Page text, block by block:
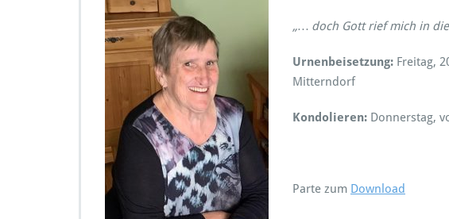
„… doch Gott rief mich in
Urnenbeisetzung: Freitag,
Mitterndorf
Kondolieren: Donnerstag,
Parte zum Download